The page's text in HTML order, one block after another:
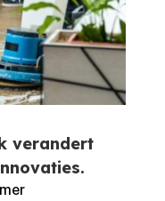
verandert